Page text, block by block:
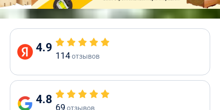
4.9
114отзывов
4.8
69 отзывов